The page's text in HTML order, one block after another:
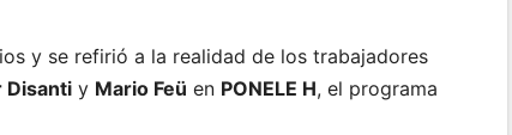
y se refirió a la realidad de los trabajadores
Disanti y Mario Feü en PONELE H, el programa